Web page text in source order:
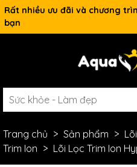
Rất nhiều ưu đãi và chương
bạn
Trang chủ Sản phẩm
Trim Ion
Lõi Lọc Trim Ion